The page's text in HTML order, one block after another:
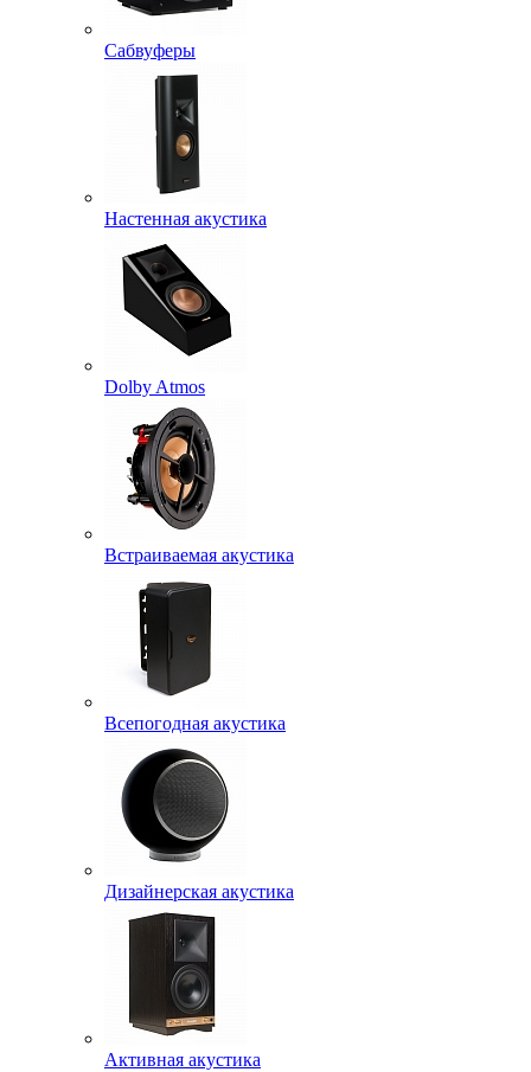
Сабвуферы
Настенная акустика
Dolby Atmos
Встраиваемая акустика
Всепогодная акустика
Дизайнерская акустика
Активная акустика